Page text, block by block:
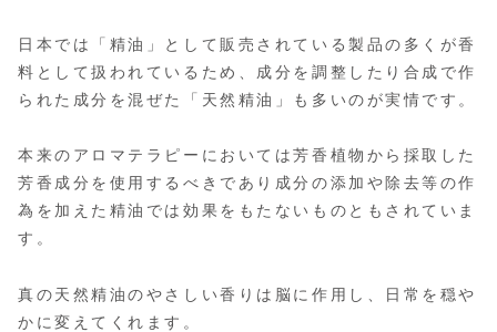
日本では「精油」として販売されている製品の多くが香
料として扱われているため、成分を調整したり合成で作
られた成分を混ぜた「天然精油」も多いのが実情です。
本来のアロマテラピーにおいては芳香植物から採取した
芳香成分を使用するべきであり成分の添加や除去等の作
為を加えた精油では効果をもたないものともされていま
す。
真の天然精油のやさしい香りは脳に作用し、日常を穏や
かに変えてくれます。